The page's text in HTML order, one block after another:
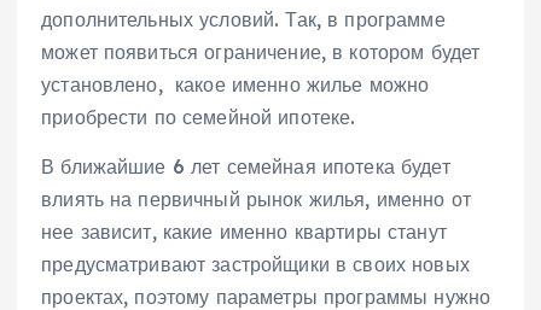
дополнительных условий. Так, в программе
может появиться ограничение, в котором будет
установлено, какое именно жилье можно
приобрести по семейной ипотеке.
В ближайшие 6 лет семейная ипотека будет
влиять на первичный рынок жилья, именно от
нее зависит, какие именно квартиры станут
предусматривают застройщики в своих новых
проектах, поэтому параметры программы нужно